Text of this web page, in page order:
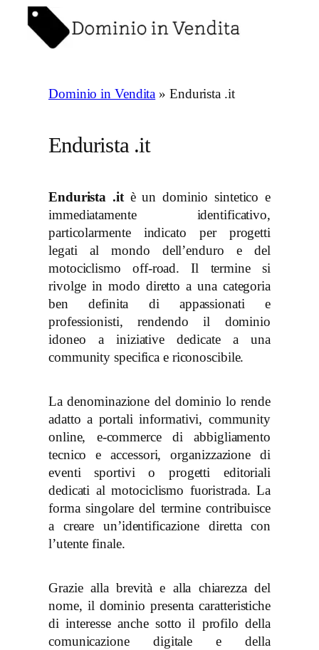
contenuto
Dominio in Vendita » Endurista .it
Endurista .it
Endurista .itè un dominio sintetico e
immediatamente identificativo,
particolarmente indicato per progetti
legati al mondo dell’enduro e del
motociclismo off-road. Il termine si
rivolge in modo diretto a una categoria
ben definita di appassionati e
professionisti, rendendo il dominio
idoneo a iniziative dedicate a una
community specifica e riconoscibile.
La denominazione del dominio lo rende
adatto a portali informativi, community
online, e-commerce di abbigliamento
tecnico e accessori, organizzazione di
eventi sportivi o progetti editoriali
dedicati al motociclismo fuoristrada. La
forma singolare del termine contribuisce
a creare un’identificazione diretta con
l’utente finale.
Grazie alla brevità e alla chiarezza del
nome, il dominio presenta caratteristiche
di interesse anche sotto il profilo della
comunicazione digitale e della